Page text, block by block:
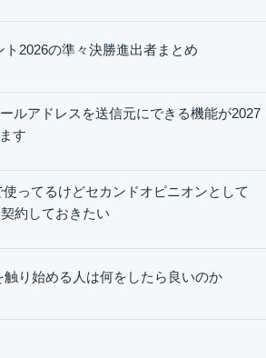
ト2026の準々決勝進出者まとめ
ルアドレスを送信元にできる機能が2027
す
ってるけどセカンドオピニオンとして
約しておきたい
触り始める人は何をしたら良いのか